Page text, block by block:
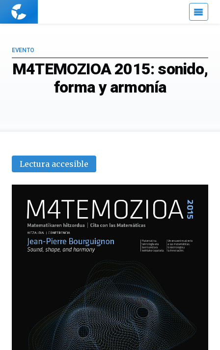
Cuaderno
M4TEMOZIOA 2015: sonido,
forma y armonía
EVENTO
Lectura accesible